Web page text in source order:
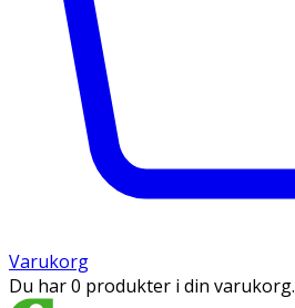
Varukorg
Du har 0 produkter i din varukorg.